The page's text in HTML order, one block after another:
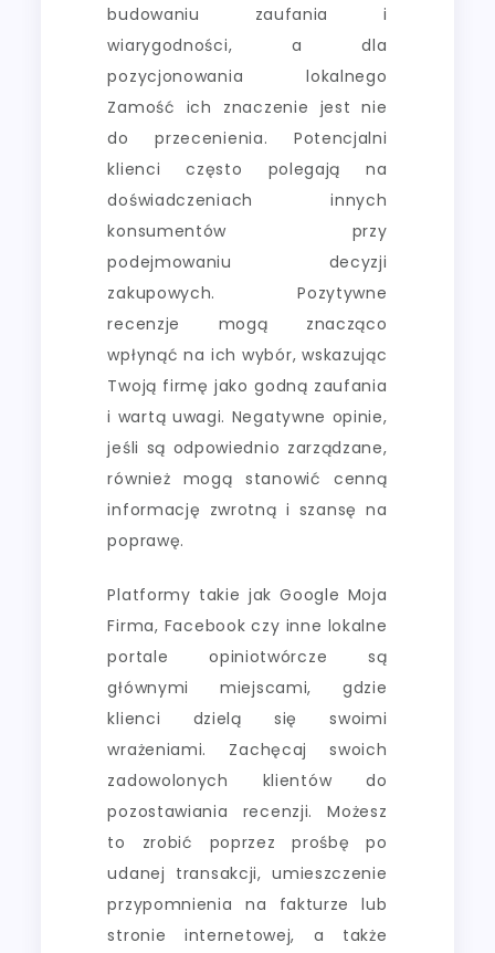
budowaniu zaufania i
wiarygodności, a dla
pozycjonowania lokalnego
Zamość ich znaczenie jest nie
do przecenienia. Potencjalni
klienci często polegają na
doświadczeniach innych
konsumentów przy
podejmowaniu decyzji
zakupowych. Pozytywne
recenzje mogą znacząco
wpłynąć na ich wybór, wskazując
Twoją firmę jako godną zaufania
i wartą uwagi. Negatywne opinie,
jeśli są odpowiednio zarządzane,
również mogą stanowić cenną
informację zwrotną i szansę na
poprawę.
Platformy takie jak Google Moja
Firma, Facebook czy inne lokalne
portale opiniotwórcze są
głównymi miejscami, gdzie
klienci dzielą się swoimi
wrażeniami. Zachęcaj swoich
zadowolonych klientów do
pozostawiania recenzji. Możesz
to zrobić poprzez prośbę po
udanej transakcji, umieszczenie
przypomnienia na fakturze lub
stronie internetowej, a także